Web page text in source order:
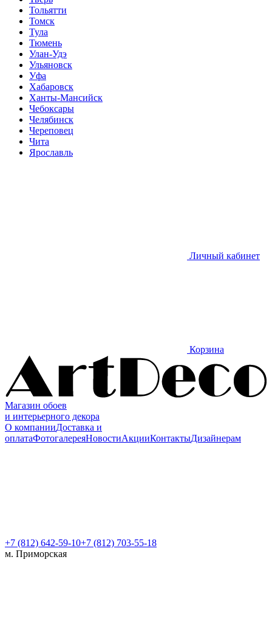
Тольятти
Томск
Тула
Тюмень
Улан-Удэ
Ульяновск
Уфа
Хабаровск
Ханты-Мансийск
Чебоксары
Челябинск
Череповец
Чита
Ярославль
Личный кабинет
Корзина
Магазин обоев
и интерьерного декора
О компанииДоставка и
оплатаФотогалереяНовостиАкцииКонтактыДизайнерам
+7 (812) 642-59-10+7 (812) 703-55-18
м. Приморская